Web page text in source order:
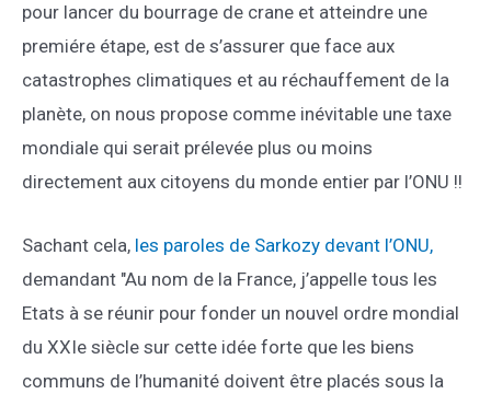
pour lancer du bourrage de crane et atteindre une
premiére étape, est de s’assurer que face aux
catastrophes climatiques et au réchauffement de la
planète, on nous propose comme inévitable une taxe
mondiale qui serait prélevée plus ou moins
directement aux citoyens du monde entier par l’ONU !!
Sachant cela, les paroles de Sarkozy devant l’ONU,
demandant "Au nom de la France, j’appelle tous les
Etats à se réunir pour fonder un nouvel ordre mondial
du XXIe siècle sur cette idée forte que les biens
communs de l’humanité doivent être placés sous la